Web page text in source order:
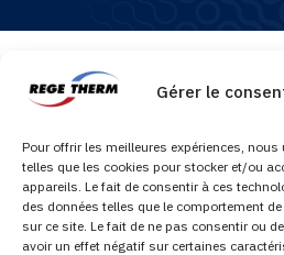
Gérer le
Pour offrir les meilleures expériences,
telles que les cookies pour stocker et/ou
appareils. Le fait de consentir à ces
des données telles que le comportement
sur ce site. Le fait de ne pas consentir ou
avoir un effet négatif sur certaines
réparation des cuves